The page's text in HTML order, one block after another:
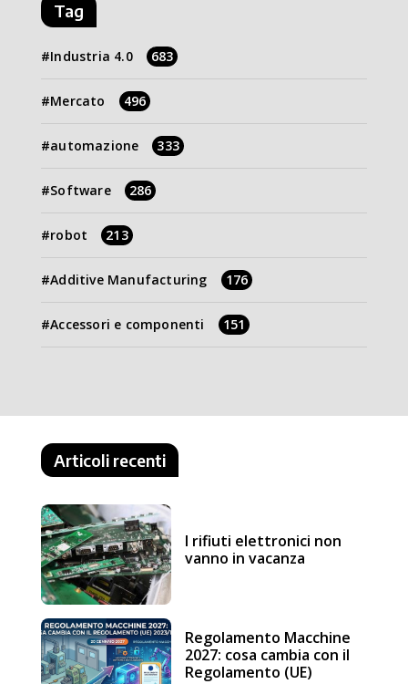
Tag
Industria 4.0 683
Mercato 496
automazione 333
Software 286
robot 213
Additive Manufacturing 176
Accessori e componenti 151
Articoli recenti
I rifiuti elettronici non
vanno in vacanza
Regolamento Macchine
2027: cosa cambia con il
Regolamento (UE)